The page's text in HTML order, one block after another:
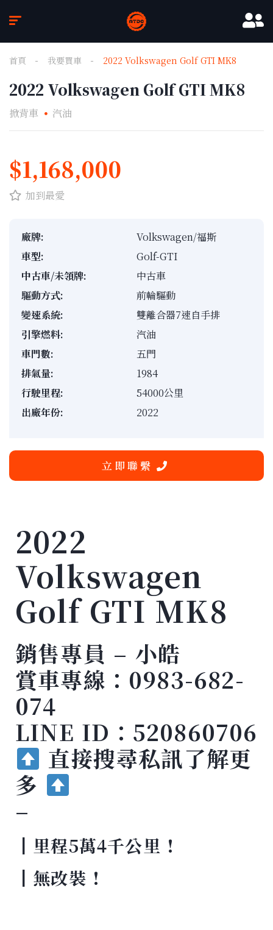
首頁 我要買車 2022 Volkswagen Golf GTI MK8
2022 Volkswagen Golf GTI MK8
掀背車 汽油
$1,168,000
加到最愛
廠牌:
Volkswagen/福斯
車型:
Golf-GTI
中古車/未領牌:
中古車
驅動方式:
前輪驅動
變速系統:
雙離合器7速自手排
引擎燃料:
汽油
車門數:
五門
排氣量:
1984
行駛里程:
54000公里
出廠年份:
2022
立 即 聯 繫
2022
Volkswagen
Golf GTI MK8
銷售專員 – 小皓
賞車專線：0983-682-
074
LINE ID：520860706
直接搜尋私訊了解更
多
–
┃里程5萬4千公里 !
┃無改裝 !